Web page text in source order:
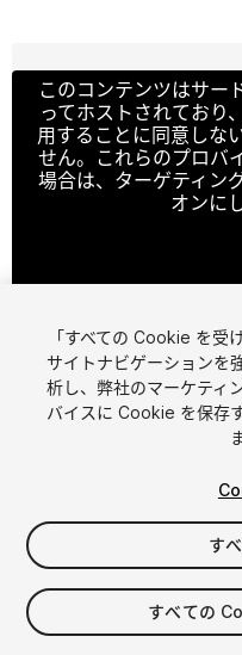
このコンテンツはサー
ってホストされており
用することに同意しな
せん。これらのプロバ
場合は、ターゲティン
オンに
$69.99
消費税は決済時に計算されます
「すべての Cookie を受
サイトナビゲーションを
析し、弊社のマーケティ
バイスに Cookie を保存
す
すべての